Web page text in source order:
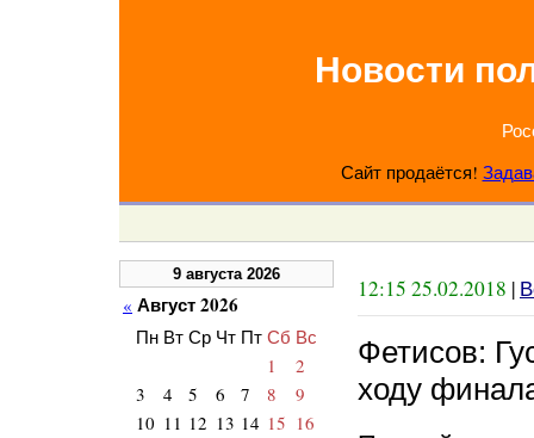
Новости
Сайт продаётся!
12:15 25.02.2018 |
Фетисов:
ходу
9 августа 2026
« Август 2026
Пн Вт Ср Чт Пт Сб Вс
1
2
3
4 5 6 7 8
9
10 11 12 13 14 15 16